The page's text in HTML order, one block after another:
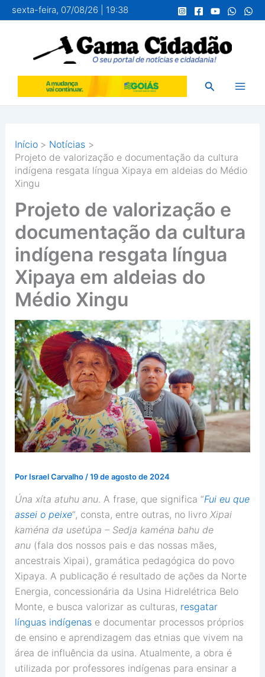
para
conteúdo
sexta-feira, 07/08/26 | 19:38
Pesquisar
Início
Notícias
Projeto de valorização e documentação da cultura
indígena resgata língua Xipaya em aldeias do Médio
Xingu
Projeto de valorização e
documentação da cultura
indígena resgata língua
Xipaya em aldeias do
Médio Xingu
Por Israel Carvalho/19 de agosto de 2024
Úna xíta atuhu anu. A frase, que significa “Fui eu que
assei o peixe“, consta, entre outras, no livro Xipai
kaména da usetúpa – Sedja kaména bahu de
anu(fala dos nossos pais e das nossas mães,
ancestrais Xipai), gramática pedagógica do povo
Xipaya. A publicação é resultado de ações da Norte
Energia, concessionária da Usina Hidrelétrica Belo
Monte, e busca valorizar as culturas, resgatar
línguas indígenase documentar processos próprios
de ensino e aprendizagem das etnias que vivem na
área de influência da usina. Atualmente, a obra é
utilizada por professores indígenas para ensinar a